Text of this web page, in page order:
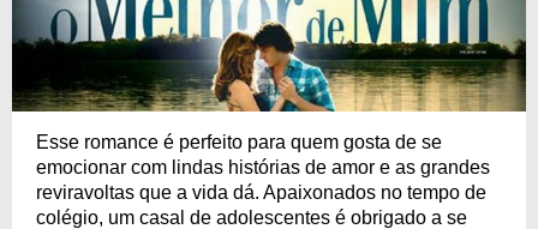
Esse romance é perfeito para quem gosta de se
emocionar com lindas histórias de amor e as grandes
reviravoltas que a vida dá. Apaixonados no tempo de
colégio, um casal de adolescentes é obrigado a se